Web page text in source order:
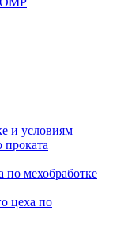
и условиям
проката
по мехобработке
цеха по